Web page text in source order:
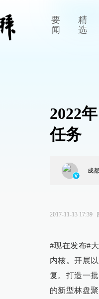
要
闻
精
选
2022
任务
成
2017-11-13 17:39
#现在发布#
内核。开展
复。打造一
的新型林盘